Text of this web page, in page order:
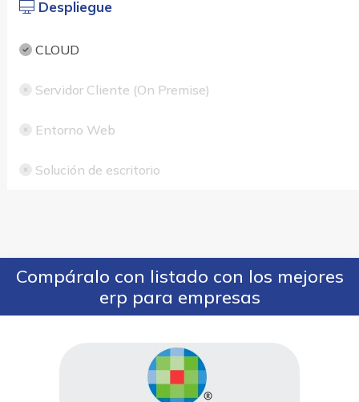
Despliegue
CLOUD
Servidor Cliente (On Premise)
Entorno Web
Solución de escritorio
Compáralo con listado con los mejores
erp para empresas